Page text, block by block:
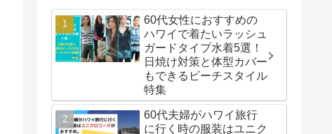
60代女性におすすめの
ハワイで着たいラッシュ
ガードタイプ水着5選！
日焼け対策と体型カバー
もできるビーチスタイル
特集
60代夫婦がハワイ旅行
に行く時の服装はユニク